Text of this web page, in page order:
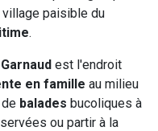
village paisible du
.
est l'endroit
en famille au milieu
balades bucoliques à
ou partir à la